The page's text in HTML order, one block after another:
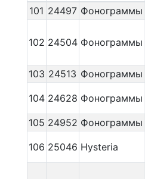
101 24497 Фонограммы
102 24504 Фонограммы
103 24513 Фонограммы
104 24628 Фонограммы
105 24952 Фонограммы
106 25046 Hysteria